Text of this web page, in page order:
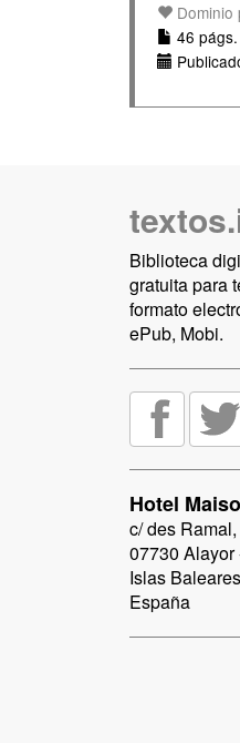
Dominio
46
Biblioteca
gratuita para
formato
ePub, Mobi.
Hotel
c/ des
07730 Alayor
Islas Baleares
España